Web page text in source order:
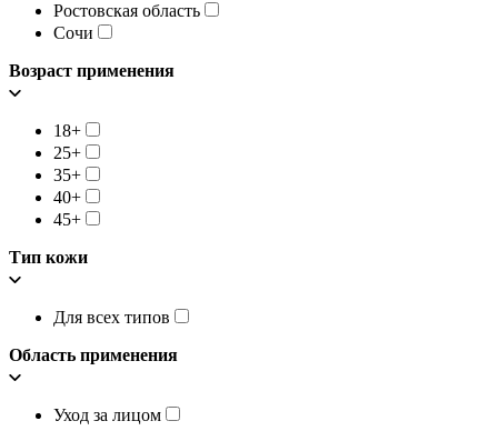
Ростовская область
Сочи
Возраст применения
18+
25+
35+
40+
45+
Тип кожи
Для всех типов
Область применения
Уход за лицом